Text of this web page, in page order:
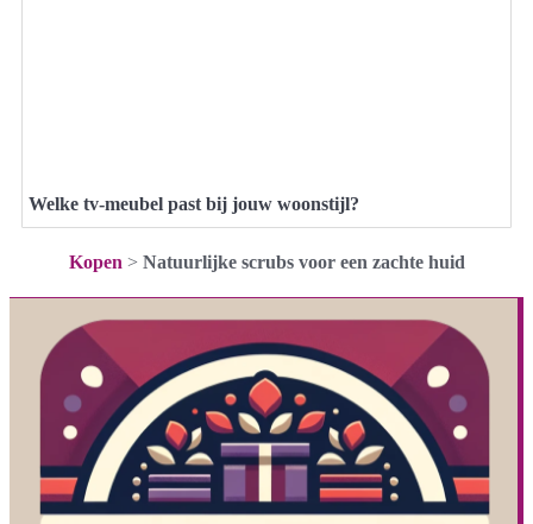
Welke tv-meubel past bij jouw woonstijl?
Kopen > Natuurlijke scrubs voor een zachte huid